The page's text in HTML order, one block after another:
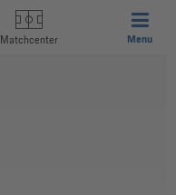
Matchcenter Menu